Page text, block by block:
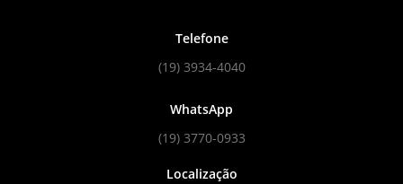
Telefone
(19) 3934-4040
WhatsApp
(19) 3770-0933
Localização